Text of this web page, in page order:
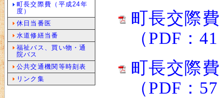
町長交際
（PDF：
町長交際
（PDF：
町長交際費（平成24年
度）
休日当番医
水道修繕当番
福祉バス、買い物・通
院バス
公共交通機関等時刻表
リンク集